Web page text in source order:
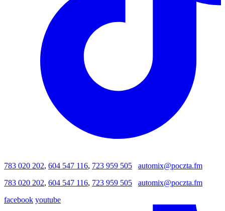
783 020 202, 604 547 116, 723 959 505
automix@poczta.fm
783 020 202, 604 547 116, 723 959 505
automix@poczta.fm
facebook youtube